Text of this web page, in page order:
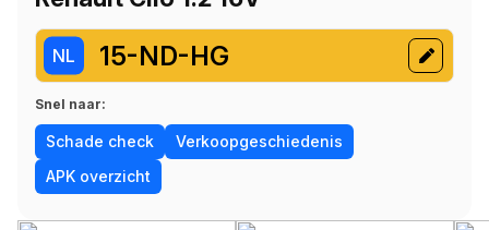
NL 15-ND-HG
Snel naar:
Schade check
Verkoopgeschiedenis
APK overzicht